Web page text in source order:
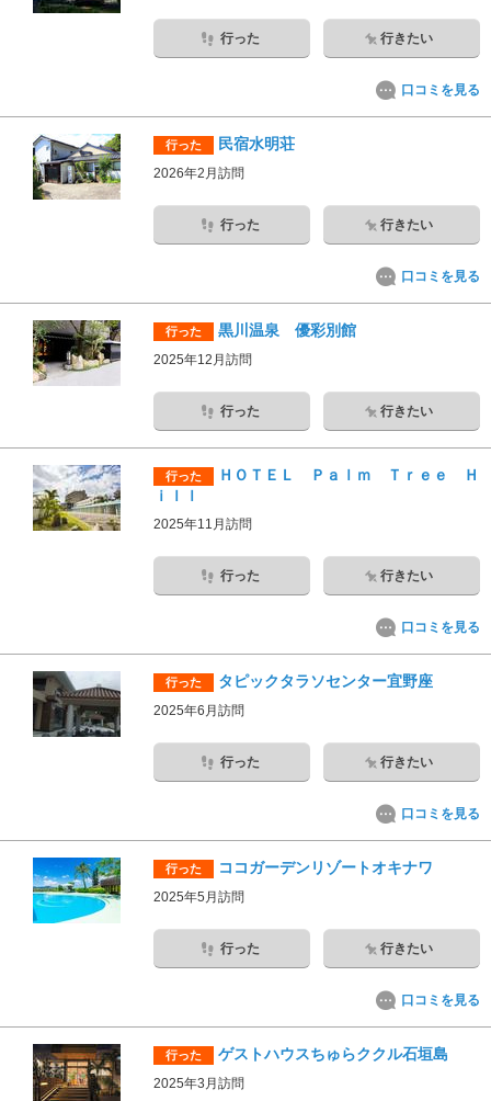
行った 行きたい
口コミを見る
行った 民宿水明荘
2026年2月訪問
行った 行きたい
口コミを見る
行った 黒川温泉 優彩別館
2025年12月訪問
行った 行きたい
行った
ＨＯＴＥＬ Ｐａｌｍ Ｔｒｅｅ Ｈ
ｉｌｌ
2025年11月訪問
行った 行きたい
口コミを見る
行った タピックタラソセンター宜野座
2025年6月訪問
行った 行きたい
口コミを見る
行った ココガーデンリゾートオキナワ
2025年5月訪問
行った 行きたい
口コミを見る
行った ゲストハウスちゅらククル石垣島
2025年3月訪問